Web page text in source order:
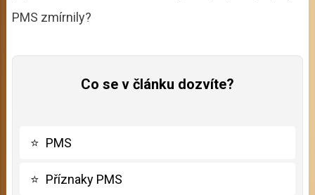
PMS zmírnily?
Co se v článku dozvíte?
⭐ PMS
⭐ Příznaky PMS